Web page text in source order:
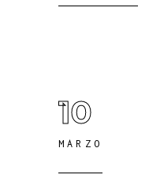
10
MARZO